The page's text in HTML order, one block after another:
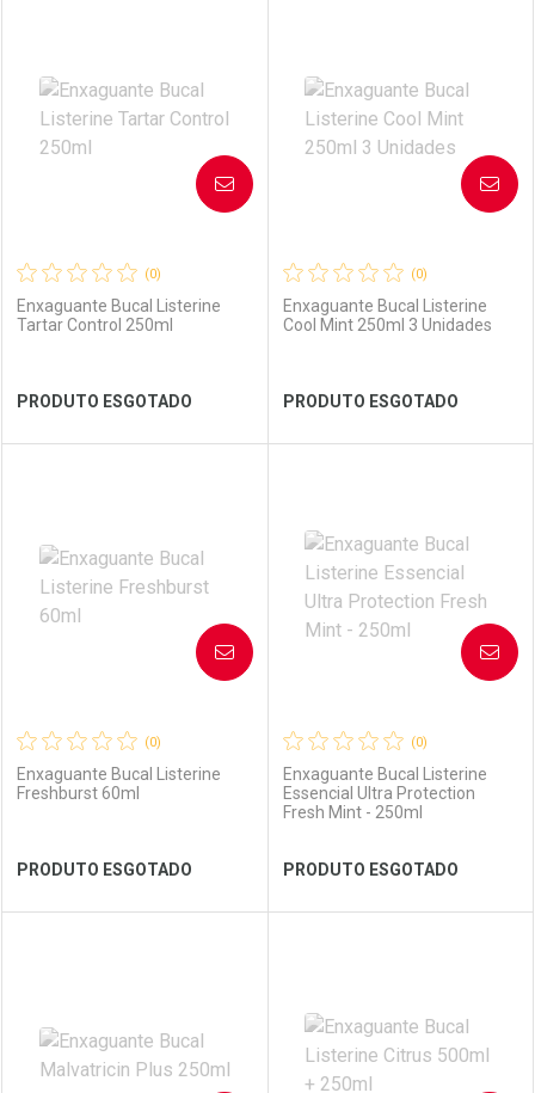
Laboratório
Ver Desconto Convênio
Por Menos Laboratório
Ver Desconto Convênio
Por Menos
(0)
Enxaguante Bucal Listerine
Tartar Control 250ml
PRODUTO ESGOTADO
AVISE-ME
Laboratório
Ver Desconto Convênio
Por Menos
(0)
Enxaguante Bucal Listerine
Cool Mint 250ml 3 Unidades
PRODUTO ESGOTADO
AVISE-ME
Laboratório
Ver Desconto Convênio
Por Menos
(0)
Enxaguante Bucal Listerine
Freshburst 60ml
PRODUTO ESGOTADO
AVISE-ME
(0)
Enxaguante Bucal Listerine
Essencial Ultra Protection
Fresh Mint - 250ml
PRODUTO ESGOTADO
AVISE-ME
Laboratório
Por Menos